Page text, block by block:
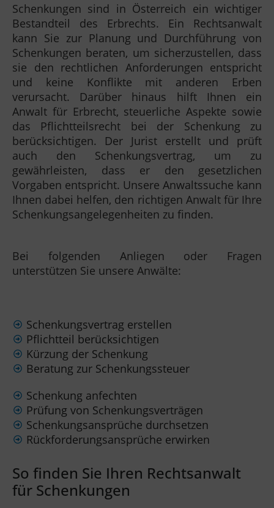
Schenkungen sind in Österreich ein wichtiger
Bestandteil des Erbrechts. Ein Rechtsanwalt
kann Sie zur Planung und Durchführung von
Schenkungen beraten, um sicherzustellen, dass
sie den rechtlichen Anforderungen entspricht
und keine Konflikte mit anderen Erben
verursacht. Darüber hinaus hilft Ihnen ein
Anwalt für Erbrecht, steuerliche Aspekte sowie
das Pflichtteilsrecht bei der Schenkung zu
berücksichtigen. Der Jurist erstellt und prüft
auch den Schenkungsvertrag, um zu
gewährleisten, dass er den gesetzlichen
Vorgaben entspricht. Unsere Anwaltssuche kann
Ihnen dabei helfen, den richtigen Anwalt für Ihre
Schenkungsangelegenheiten zu finden.
Bei folgenden Anliegen oder Fragen
unterstützen Sie unsere Anwälte:
Schenkungsvertrag erstellen
Pflichtteil berücksichtigen
Kürzung der Schenkung
Beratung zur Schenkungssteuer
Schenkung anfechten
Prüfung von Schenkungsverträgen
Schenkungsansprüche durchsetzen
Rückforderungsansprüche erwirken
So finden Sie Ihren Rechtsanwalt
für Schenkungen